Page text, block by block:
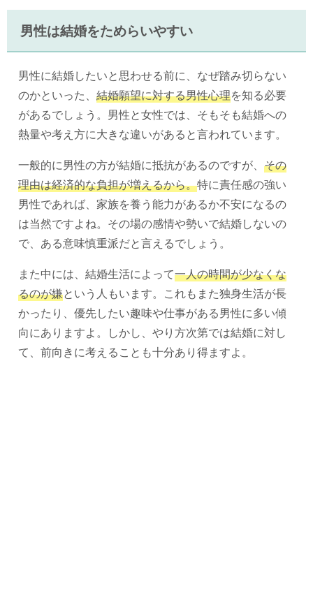
男性は結婚をためらいやすい
男性に結婚したいと思わせる前に、なぜ踏み切らない
のかといった、 結婚願望に対する男性心理を知る必要
があるでしょう。男性と女性では、そもそも結婚への
熱量や考え方に大きな違いがあると言われています。
一般的に男性の方が結婚に抵抗があるのですが、 その
理由は経済的な負担が増えるから。特に責任感の強い
男性であれば、家族を養う能力があるか不安になるの
は当然ですよね。その場の感情や勢いで結婚しないの
で、ある意味慎重派だと言えるでしょう。
また中には、結婚生活によって一人の時間が少なくな
るのが嫌という人もいます。これもまた独身生活が長
かったり、優先したい趣味や仕事がある男性に多い傾
向にありますよ。しかし、やり方次第では結婚に対し
て、前向きに考えることも十分あり得ますよ。